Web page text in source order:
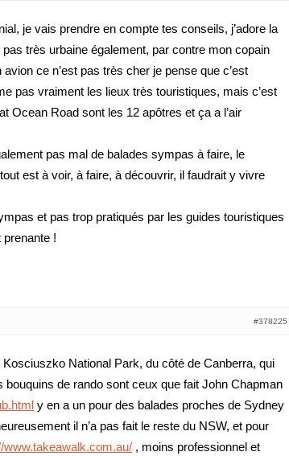
je vais prendre en compte tes conseils, j’adore la
très urbaine également, par contre mon copain
ce n’est pas très cher je pense que c’est
pas vraiment les lieux très touristiques, mais c’est
Ocean Road sont les 12 apôtres et ça a l’air
pas mal de balades sympas à faire, le
est à voir, à faire, à découvrir, il faudrait y vivre
et pas trop pratiqués par les guides touristiques
!
#378225
National Park, du côté de Canberra, qui
de rando sont ceux que fait John Chapman
y en a un pour des balades proches de Sydney
il n’a pas fait le reste du NSW, et pour
www.takeawalk.com.au/ , moins professionnel et